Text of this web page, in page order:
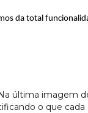
da total
última imagem
o que